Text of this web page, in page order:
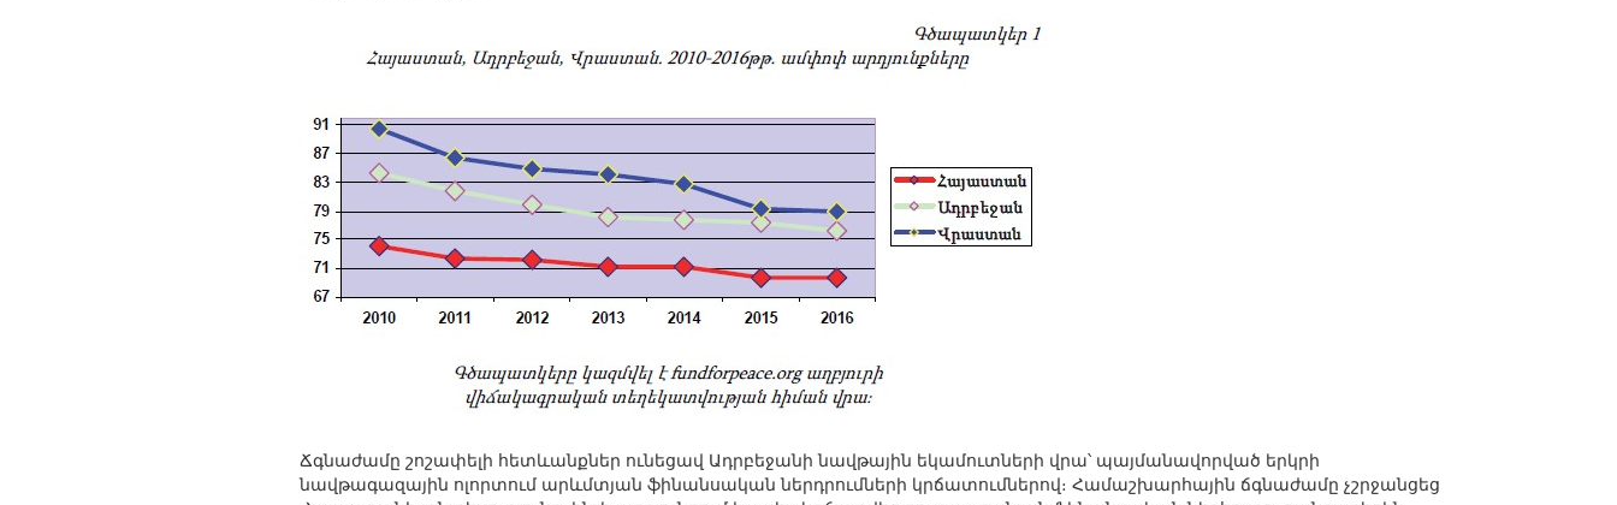
Ճգնաժամը շոշափելի հետևանքներ ունեցավ Ադրբեջանի նավթային եկամուտների վրա՝ պայմանավորված երկրի
նավթագազային ոլորտում արևմտյան ֆինանսական ներդրումների կրճատումներով։ Համաշխարհային ճգնաժամը չշրջանցեց